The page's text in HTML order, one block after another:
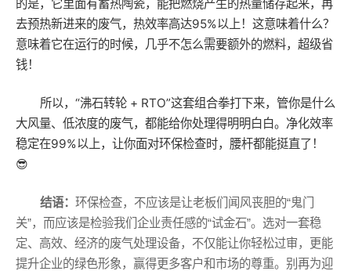
的是，它里面有蓄热陶瓷，能把燃烧产生的热量储存起来，再
去预热新进来的废气，热效率高达95%以上！这意味着什么？
意味着它在运行的时候，几乎不怎么需要额外的燃料，超级省
钱！
所以，“沸石转轮 + RTO”这套组合拳打下来，管你是什么
大风量、低浓度的废气，都能给你处理得明明白白。净化效率
稳定在99%以上，让你面对环保检查时，腰杆都能挺直了！
😎
结语： 环保检查，不应该是让老板们闻风丧胆的“鬼门
关”，而应该是检验我们企业责任感的“试金石”。选对一套稳
定、高效、经济的废气处理设备，不仅能让你轻松过审，更能
提升企业的绿色形象，赢得更多客户和市场的尊重。别再为迎